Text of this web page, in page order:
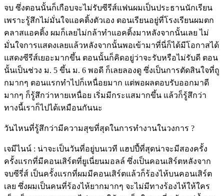
จบ ซึ่งตอนนั้นก็เกือบจะไม่รับซีรีส์แฟนผมเป็นประธานนักเรียน
เพราะรู้สึกไม่มั่นใจแอคติ้งตัวเอง ตอนเรียนอยู่ที่โรงเรียนผมตก
คลาสแอคติ้ง ผมก็เลยไม่กล้าทำแอคติ้งมาหลังจากนั้นเลย ไม่
มั่นใจการแสดงเลยแล้วหลังจากนั้นพอเข้ามาที่นี่ก็ได้มีโอกาสได้
แสดงซีรีส์เยอะมากขึ้น ตอนนั้นก็คิดอยู่ว่าจะรับหรือไม่รับดี ตอน
นั้นเป็นช่วง ม. 5 ขึ้น ม. 6 พอดี ก็เลยลองดู ซึ่งเป็นการตัดสินใจที่ถู
กมากๆ ตอนแรกทำไปก็เหนื่อยมาก แต่พอผลตอบรับออกมาดี
มากๆ ก็รู้สึกว่าหายเหนื่อย เริ่มมีกระแสมากขึ้น แล้วก็รู้สึกว่า
ทางนี้เราก็ไปได้เหมือนกันนะ
วันไหนที่รู้สึกว่ามีความสุขที่สุดในการทำงานในวงการ ?
เจมีไนน์ : น่าจะเป็นวันที่อยู่บนเวที แฮปปี้ที่สุดน่าจะมีสองครั้ง
ครั้งแรกที่มีคอนเสิร์ตที่ยูเนี่ยนมอลล์ ซึ่งเป็นคอนเสิร์ตหลังจาก
จบซีรี่ส์ เป็นครั้งแรกที่ผมมีคอนเสิร์ตแล้วก็ร้องไห้บนคอนเสิร์ต
เลย ซึ่งผมเป็นคนที่ร้องไห้ยากมากๆ จะไม่มีทางร้องไห้ให้ใคร